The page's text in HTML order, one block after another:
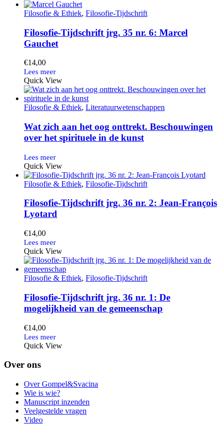
Filosofie & Ethiek, Filosofie-Tijdschrift
Filosofie-Tijdschrift jrg. 35 nr. 6: Marcel
Gauchet
€14,00
Quick View
Filosofie & Ethiek, Literatuurwetenschappen
Wat zich aan het oog onttrekt. Beschouwingen
over het spirituele in de kunst
Quick View
Filosofie & Ethiek, Filosofie-Tijdschrift
Filosofie-Tijdschrift jrg. 36 nr. 2: Jean-François
Lyotard
€14,00
Quick View
Filosofie & Ethiek, Filosofie-Tijdschrift
Filosofie-Tijdschrift jrg. 36 nr. 1: De
mogelijkheid van de gemeenschap
€14,00
Quick View
Over ons
Over Gompel&Svacina
Wie is wie?
Manuscript inzenden
Veelgestelde vragen
Video